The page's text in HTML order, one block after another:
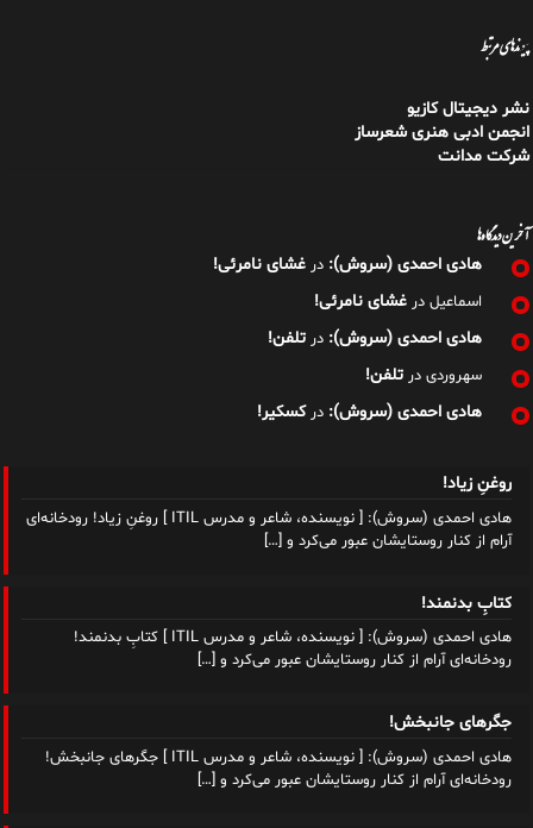
پیوندهای مرتبط
نشر دیجیتال کازیو
انجمن ادبی هنری شعرساز
شرکت مدانت
آخرین دیدگاه‌ها
هادی احمدی (سروش): در غشای نامرئی!
اسماعیل در غشای نامرئی!
هادی احمدی (سروش): در تلفن!
سهروردی در تلفن!
هادی احمدی (سروش): درکسکیر!
روغنِ زیاد!
هادی احمدی (سروش): [ نویسنده، شاعر و مدرس ITIL ] روغنِ زیاد! رودخانه‌ای
آرام از کنار روستایشان عبور می‌کرد و […]
کتابِ بدنمند!
هادی احمدی (سروش): [ نویسنده، شاعر و مدرس ITIL ] کتابِ بدنمند!
رودخانه‌ای آرام از کنار روستایشان عبور می‌کرد و […]
جگرهای جانبخش!
هادی احمدی (سروش): [ نویسنده، شاعر و مدرس ITIL ] جگرهای جانبخش!
رودخانه‌ای آرام از کنار روستایشان عبور می‌کرد و […]